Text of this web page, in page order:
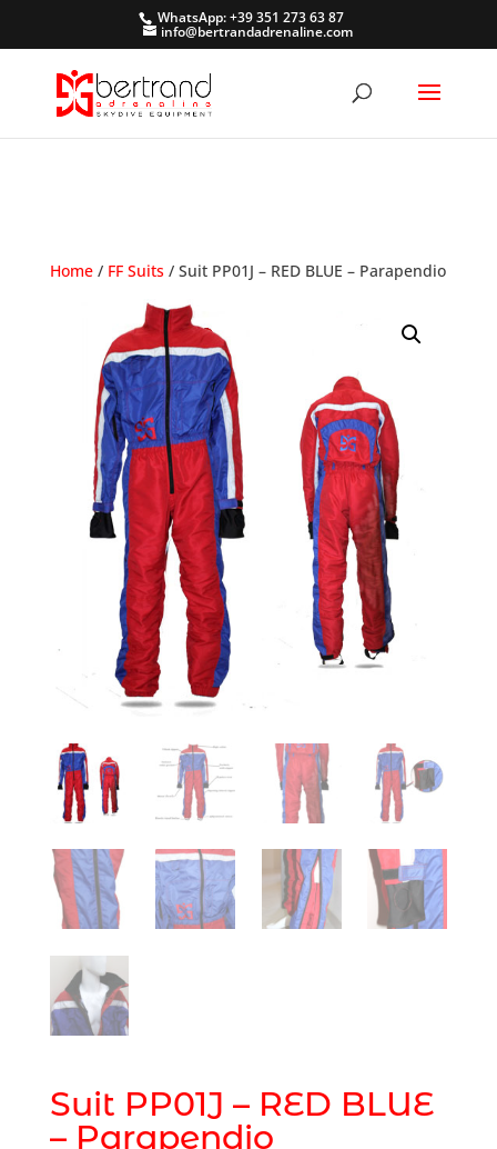
WhatsApp: +39 351 273 63 87
info@bertrandadrenaline.com
Home/ FF Suits/ Suit PP01J – RED BLUE – Parapendio
Suit PP01J – RED BLUE
– Parapendio